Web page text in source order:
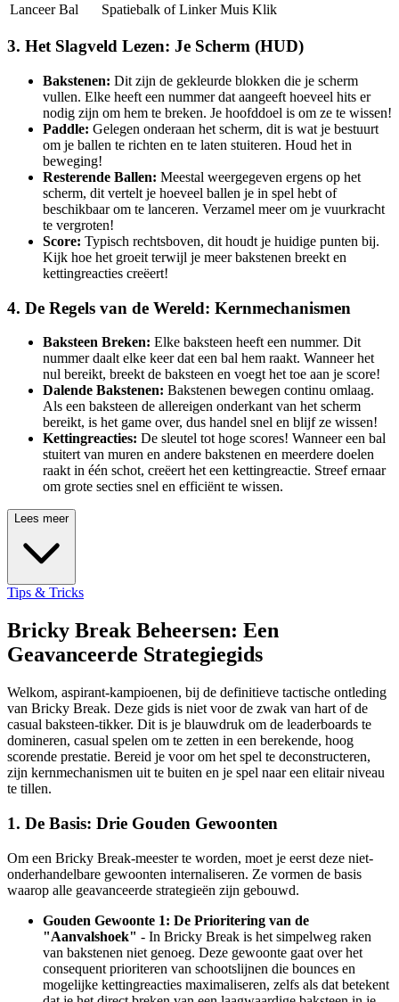
Lanceer Bal
Spatiebalk of Linker Muis Klik
3. Het Slagveld Lezen: Je Scherm (HUD)
Bakstenen: Dit zijn de gekleurde blokken die je scherm
vullen. Elke heeft een nummer dat aangeeft hoeveel hits er
nodig zijn om hem te breken. Je hoofddoel is om ze te wissen!
Paddle: Gelegen onderaan het scherm, dit is wat je bestuurt
om je ballen te richten en te laten stuiteren. Houd het in
beweging!
Resterende Ballen: Meestal weergegeven ergens op het
scherm, dit vertelt je hoeveel ballen je in spel hebt of
beschikbaar om te lanceren. Verzamel meer om je vuurkracht
te vergroten!
Score: Typisch rechtsboven, dit houdt je huidige punten bij.
Kijk hoe het groeit terwijl je meer bakstenen breekt en
kettingreacties creëert!
4. De Regels van de Wereld: Kernmechanismen
Baksteen Breken: Elke baksteen heeft een nummer. Dit
nummer daalt elke keer dat een bal hem raakt. Wanneer het
nul bereikt, breekt de baksteen en voegt het toe aan je score!
Dalende Bakstenen: Bakstenen bewegen continu omlaag.
Als een baksteen de allereigen onderkant van het scherm
bereikt, is het game over, dus handel snel en blijf ze wissen!
Kettingreacties: De sleutel tot hoge scores! Wanneer een bal
stuitert van muren en andere bakstenen en meerdere doelen
raakt in één schot, creëert het een kettingreactie. Streef ernaar
om grote secties snel en efficiënt te wissen.
Lees meer
Tips & Tricks
Bricky Break Beheersen: Een
Geavanceerde Strategiegids
Welkom, aspirant-kampioenen, bij de definitieve tactische ontleding
van Bricky Break. Deze gids is niet voor de zwak van hart of de
casual baksteen-tikker. Dit is je blauwdruk om de leaderboards te
domineren, casual spelen om te zetten in een berekende, hoog
scorende prestatie. Bereid je voor om het spel te deconstructeren,
zijn kernmechanismen uit te buiten en je spel naar een elitair niveau
te tillen.
1. De Basis: Drie Gouden Gewoonten
Om een Bricky Break-meester te worden, moet je eerst deze niet-
onderhandelbare gewoonten internaliseren. Ze vormen de basis
waarop alle geavanceerde strategieën zijn gebouwd.
Gouden Gewoonte 1: De Prioritering van de
"Aanvalshoek" - In Bricky Break is het simpelweg raken
van bakstenen niet genoeg. Deze gewoonte gaat over het
consequent prioriteren van schootslijnen die bounces en
mogelijke kettingreacties maximaliseren, zelfs als dat betekent